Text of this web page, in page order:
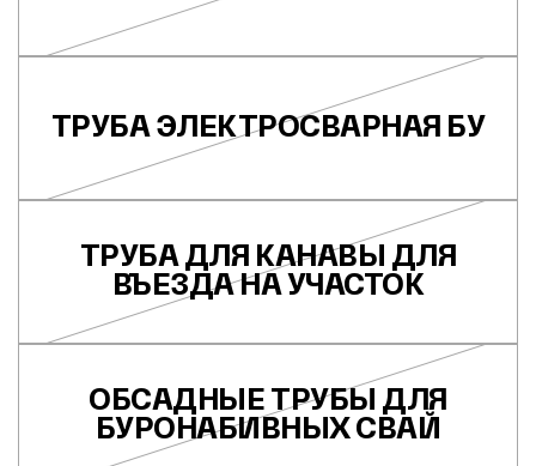
ТРУБА ЭЛЕКТРОСВАРНАЯ БУ
ТРУБА ДЛЯ КАНАВЫ ДЛЯ
ВЪЕЗДА НА УЧАСТОК
ОБСАДНЫЕ ТРУБЫ ДЛЯ
БУРОНАБИВНЫХ СВАЙ